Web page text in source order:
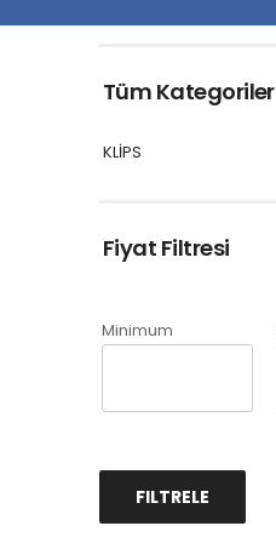
Tüm Kategoriler
KLİPS
Fiyat Filtresi
Minimum
FILTRELE